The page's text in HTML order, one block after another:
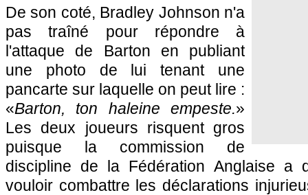
De son coté, Bradley Johnson n'a
pas traîné pour répondre à
l'attaque de Barton en publiant
une photo de lui tenant une
pancarte sur laquelle on peut lire :
«Barton, ton haleine empeste.»
Les deux joueurs risquent gros
puisque la commission de
discipline de la Fédération Anglaise a
vouloir combattre les déclarations